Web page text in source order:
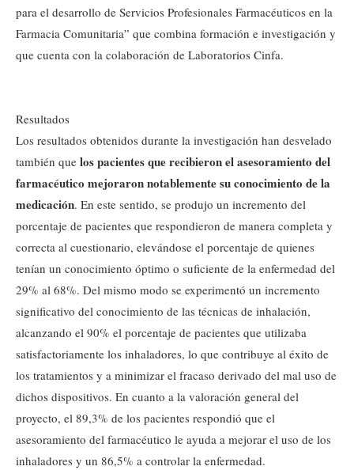
para el desarrollo de Servicios Profesionales Farmacéuticos en la
Farmacia Comunitaria” que combina formación e investigación y
que cuenta con la colaboración de Laboratorios Cinfa.
Resultados
Los resultados obtenidos durante la investigación han desvelado
también que los pacientes que recibieron el asesoramiento del
farmacéutico mejoraron notablemente su conocimiento de la
medicación. En este sentido, se produjo un incremento del
porcentaje de pacientes que respondieron de manera completa y
correcta al cuestionario, elevándose el porcentaje de quienes
tenían un conocimiento óptimo o suficiente de la enfermedad del
29% al 68%. Del mismo modo se experimentó un incremento
significativo del conocimiento de las técnicas de inhalación,
alcanzando el 90% el porcentaje de pacientes que utilizaba
satisfactoriamente los inhaladores, lo que contribuye al éxito de
los tratamientos y a minimizar el fracaso derivado del mal uso de
dichos dispositivos. En cuanto a la valoración general del
proyecto, el 89,3% de los pacientes respondió que el
asesoramiento del farmacéutico le ayuda a mejorar el uso de los
inhaladores y un 86,5% a controlar la enfermedad.